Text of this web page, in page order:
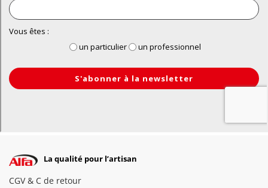
La qualité pour l’artisan
CGV & C de retour